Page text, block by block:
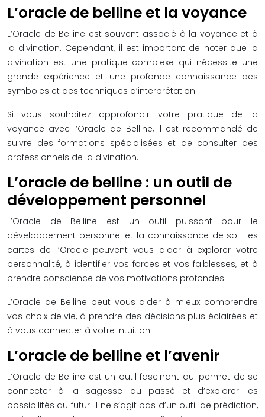
L’oracle de belline et la voyance
L’Oracle de Belline est souvent associé à la voyance et à
la divination. Cependant, il est important de noter que la
divination est une pratique complexe qui nécessite une
grande expérience et une profonde connaissance des
symboles et des techniques d’interprétation.
Si vous souhaitez approfondir votre pratique de la
voyance avec l’Oracle de Belline, il est recommandé de
suivre des formations spécialisées et de consulter des
professionnels de la divination.
L’oracle de belline : un outil de
développement personnel
L’Oracle de Belline est un outil puissant pour le
développement personnel et la connaissance de soi. Les
cartes de l’Oracle peuvent vous aider à explorer votre
personnalité, à identifier vos forces et vos faiblesses, et à
prendre conscience de vos motivations profondes.
L’Oracle de Belline peut vous aider à mieux comprendre
vos choix de vie, à prendre des décisions plus éclairées et
à vous connecter à votre intuition.
L’oracle de belline et l’avenir
L’Oracle de Belline est un outil fascinant qui permet de se
connecter à la sagesse du passé et d’explorer les
possibilités du futur. Il ne s’agit pas d’un outil de prédiction,